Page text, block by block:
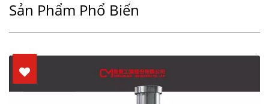
Sản Phẩm Phổ Biến